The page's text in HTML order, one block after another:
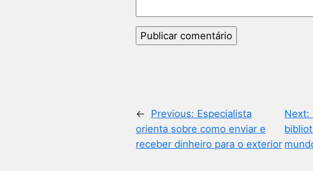
← Previous: Especialista
orienta sobre como enviar e
receber dinheiro para o exterior
Next: